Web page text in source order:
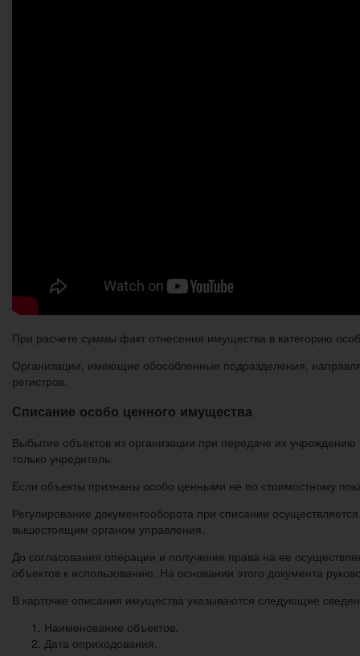
При расчете суммы факт отнесения имущества в категорию
Организации, имеющие обособленные подразделения,
регистров.
Списание особо ценного имущества
Выбытие объектов из организации при передаче их
только учредитель.
Если объекты признаны особо ценными не по стоимостному
Регулирование документооборота при списании
вышестоящим органом управления.
До согласования операции и получения права на ее
объектов к использованию. На основании этого документа
В карточке описания имущества указываются следующие
Наименование объектов.
Дата оприходования.